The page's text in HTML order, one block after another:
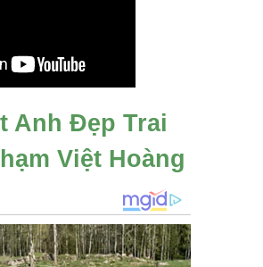
Anh Đẹp Trai
Việt Hoàng